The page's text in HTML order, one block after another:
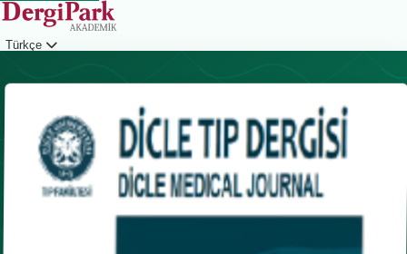
Türkçe